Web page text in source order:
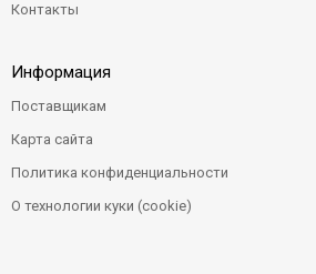
Контакты
Информация
Поставщикам
Карта сайта
Политика конфиденциальности
О технологии куки (cookie)